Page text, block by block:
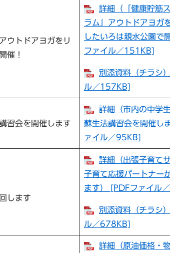
ウトドアヨガをリ
催！
詳細（「健康貯筋
ラム」アウトドアヨガ
したいろは親水公園で
ファイル／151KB]
別添資料（チラシ
ル／157KB]
習会を開催します
詳細（市内の中学
蘇生法講習会を開催し
ァイル／95KB]
します
詳細（出張子育て
子育て応援パートナー
ます） [PDFファイル
別添資料（チラシ
ル／678KB]
詳細（原油価格・